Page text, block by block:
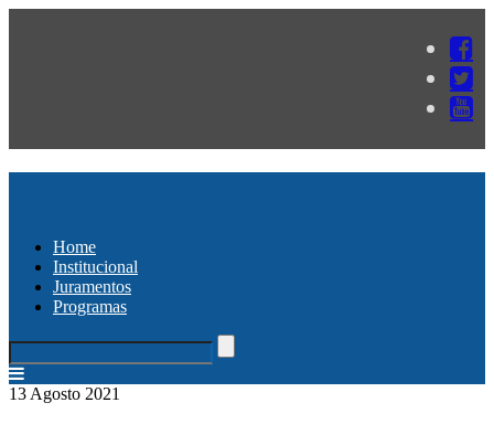
Home
Institucional
Juramentos
Programas
13 Agosto 2021